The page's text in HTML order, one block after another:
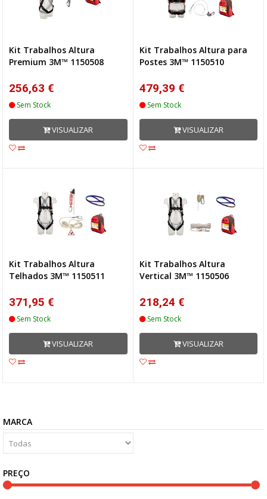
Kit Trabalhos Altura
Premium 3M™ 1150508
256,63 €
Sem Stock
VISUALIZAR
Kit Trabalhos Altura para
Postes 3M™ 1150510
479,39 €
Sem Stock
VISUALIZAR
Kit Trabalhos Altura
Telhados 3M™ 1150511
371,95 €
Sem Stock
VISUALIZAR
Kit Trabalhos Altura
Vertical 3M™ 1150506
218,24 €
Sem Stock
VISUALIZAR
MARCA
PREÇO